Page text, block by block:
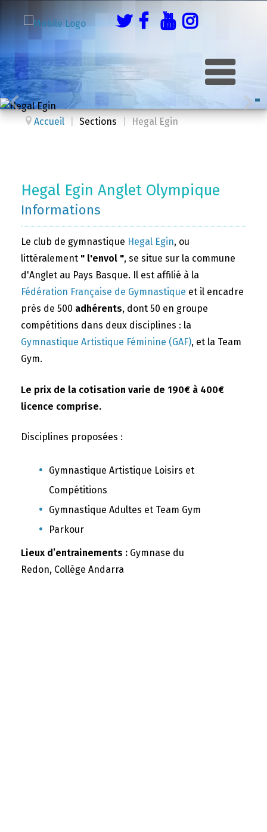
Accueil Sections Hegal Egin
Hegal Egin Anglet Olympique
Informations
Le club de gymnastique Hegal Egin, ou
littéralement " l'envol ", se situe sur la commune
d'Anglet au Pays Basque. Il est affilié à la
Fédération Française de Gymnastique et il encadre
près de 500 adhérents, dont 50 en groupe
compétitions dans deux disciplines : la
Gymnastique Artistique Féminine (GAF), et la Team
Gym.
Le prix de la cotisation varie de 190€ à 400€
licence comprise.
Disciplines proposées :
Gymnastique Artistique Loisirs et
Compétitions
Gymnastique Adultes et Team Gym
Parkour
Lieux d’entrainements : Gymnase du
Redon, Collège Andarra